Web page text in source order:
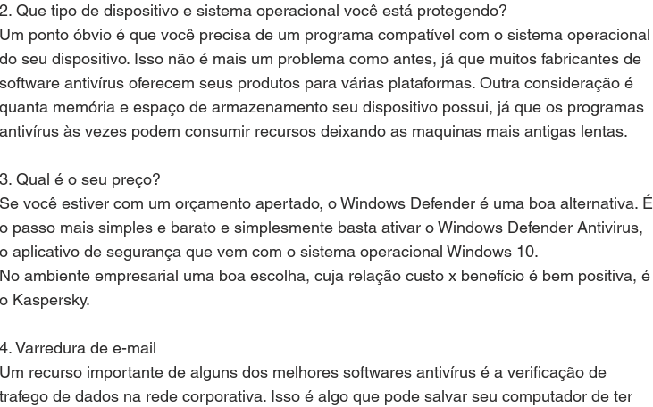
2. Que tipo de dispositivo e sistema operacional você está protegendo?
Um ponto óbvio é que você precisa de um programa compatível com o sistema operacional
do seu dispositivo. Isso não é mais um problema como antes, já que muitos fabricantes de
software antivírus oferecem seus produtos para várias plataformas. Outra consideração é
quanta memória e espaço de armazenamento seu dispositivo possui, já que os programas
antivírus às vezes podem consumir recursos deixando as maquinas mais antigas lentas.
3. Qual é o seu preço?
Se você estiver com um orçamento apertado, o Windows Defender é uma boa alternativa. É
o passo mais simples e barato e simplesmente basta ativar o Windows Defender Antivirus,
o aplicativo de segurança que vem com o sistema operacional Windows 10.
No ambiente empresarial uma boa escolha, cuja relação custo x benefício é bem positiva, é
o Kaspersky.
4. Varredura de e-mail
Um recurso importante de alguns dos melhores softwares antivírus é a verificação de
trafego de dados na rede corporativa. Isso é algo que pode salvar seu computador de ter